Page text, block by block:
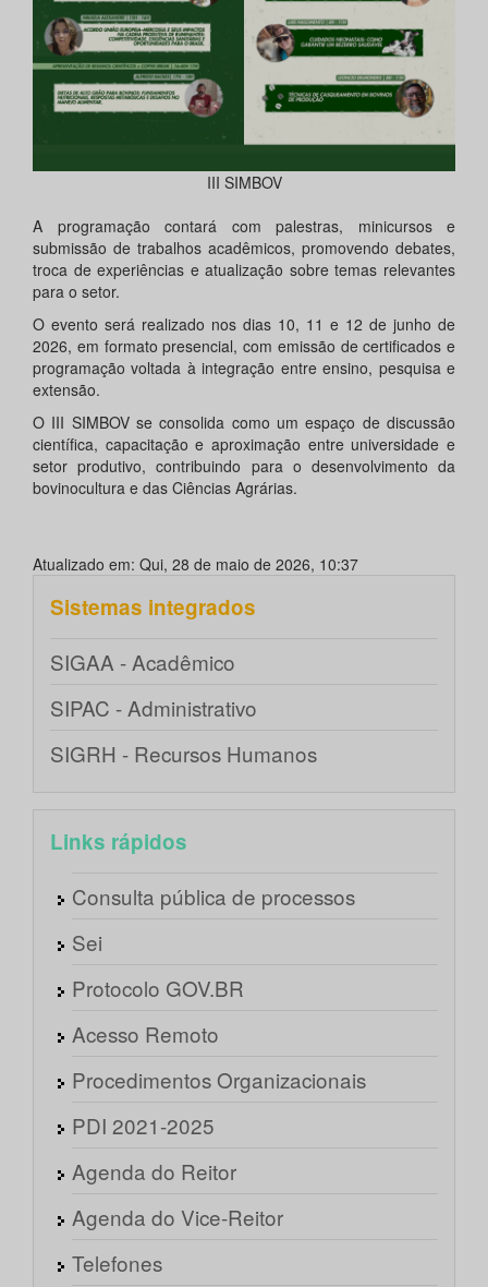
III SIMBOV
A programação contará com palestras, minicursos e
submissão de trabalhos acadêmicos, promovendo debates,
troca de experiências e atualização sobre temas relevantes
para o setor.
O evento será realizado nos dias 10, 11 e 12 de junho de
2026, em formato presencial, com emissão de certificados e
programação voltada à integração entre ensino, pesquisa e
extensão.
O III SIMBOV se consolida como um espaço de discussão
científica, capacitação e aproximação entre universidade e
setor produtivo, contribuindo para o desenvolvimento da
bovinocultura e das Ciências Agrárias.
Atualizado em: Qui, 28 de maio de 2026, 10:37
Sistemas integrados
SIGAA - Acadêmico
SIPAC - Administrativo
SIGRH - Recursos Humanos
Links rápidos
Consulta pública de processos
Sei
Protocolo GOV.BR
Acesso Remoto
Procedimentos Organizacionais
PDI 2021-2025
Agenda do Reitor
Agenda do Vice-Reitor
Telefones